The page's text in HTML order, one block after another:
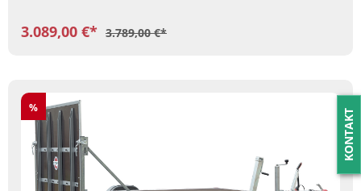
3.089,00 €* 3.789,00 €*
Rabatt
% KONTAKT